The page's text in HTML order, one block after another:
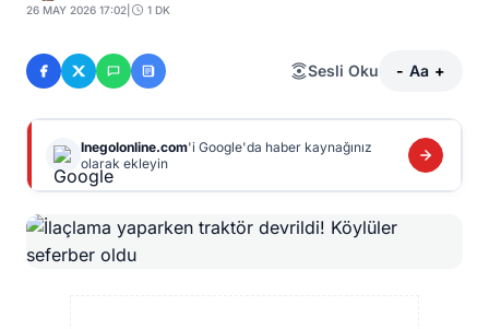
26 MAY 2026 17:02 1 DK
Sesli Oku - Aa +
Inegolonline.com'i Google'da haber kaynağınız
olarak ekleyin